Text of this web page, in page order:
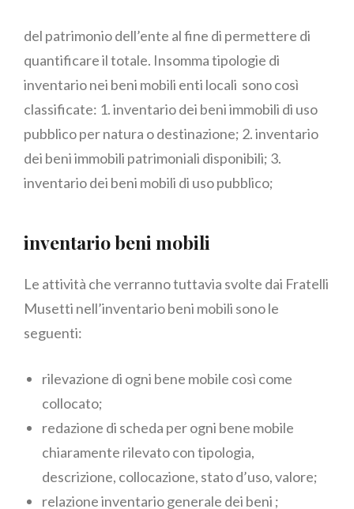
del patrimonio dell’ente al fine di permettere di
quantificare il totale. Insomma tipologie di
inventario nei beni mobili enti locali sono così
classificate: 1. inventario dei beni immobili di uso
pubblico per natura o destinazione; 2. inventario
dei beni immobili patrimoniali disponibili; 3.
inventario dei beni mobili di uso pubblico;
inventario beni mobili
Le attività che verranno tuttavia svolte dai Fratelli
Musetti nell’inventario beni mobili sono le
seguenti:
rilevazione di ogni bene mobile così come
collocato;
redazione di scheda per ogni bene mobile
chiaramente rilevato con tipologia,
descrizione, collocazione, stato d’uso, valore;
relazione inventario generale dei beni ;